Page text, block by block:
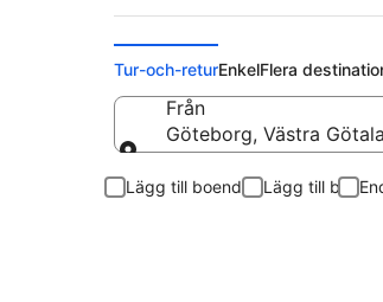
Tur-och-returEnkelFlera
Från
Göteborg, Västra
Lägg till boende Lägg till bil